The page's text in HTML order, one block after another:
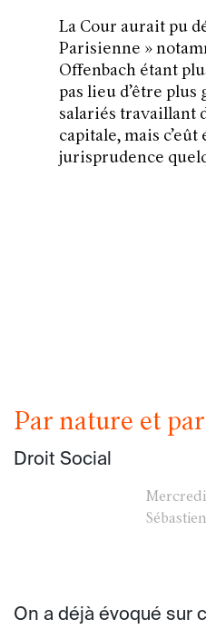
La Cour aurait pu
Parisienne »
Offenbach étant
pas lieu d’être plus
salariés travaillant
capitale, mais
jurisprudence
Par nature et
Droit Social
Mercredi
On a déjà évoqué sur